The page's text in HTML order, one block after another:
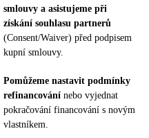
smlouvy a asistujeme při
získání souhlasu partnerů
(Consent/Waiver) před podpisem
kupní smlouvy.
Pomůžeme nastavit podmínky
refinancování nebo vyjednat
pokračování financování s novým
vlastníkem.